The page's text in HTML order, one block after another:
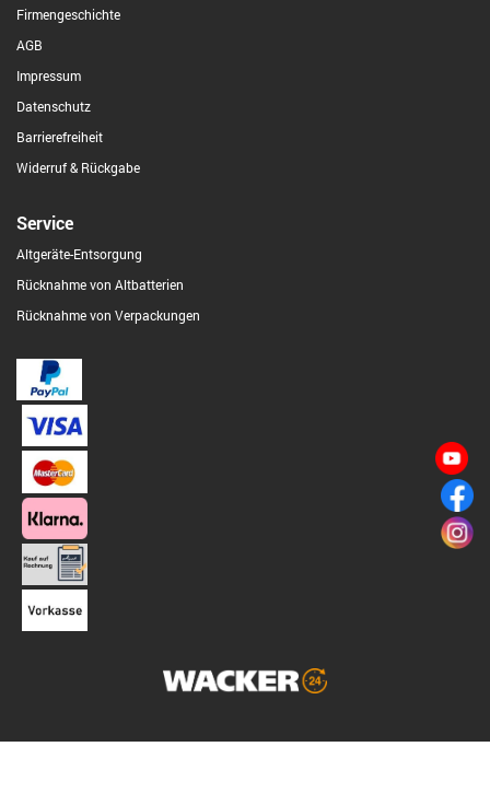
Firmengeschichte
AGB
Impressum
Datenschutz
Barrierefreiheit
Widerruf & Rückgabe
Service
Altgeräte-Entsorgung
Rücknahme von Altbatterien
Rücknahme von Verpackungen